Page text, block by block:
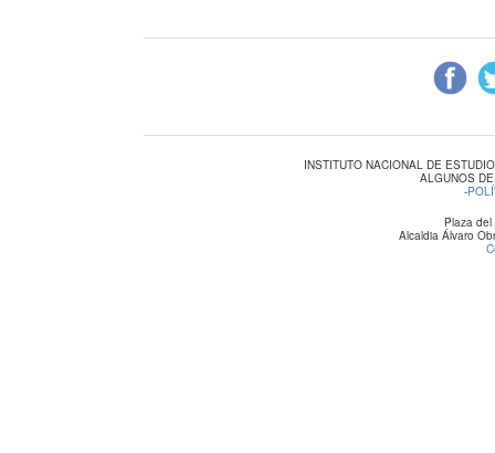
INSTITUTO NACIONAL DE
ALGUNOS
-
Plaza
Alcaldia Álvaro